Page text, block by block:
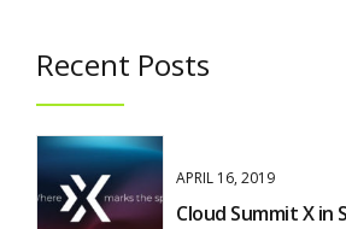
Recent Posts
APRIL 16, 2019
Cloud Summit X in